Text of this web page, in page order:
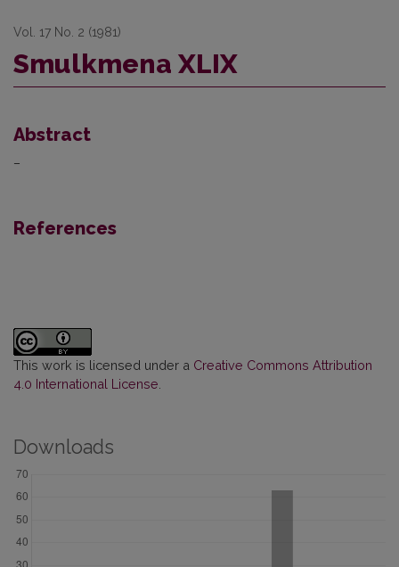
Vol. 17 No. 2 (1981)
Smulkmena XLIX
Abstract
–
References
This work is licensed under a Creative Commons Attribution
4.0 International License
Downloads